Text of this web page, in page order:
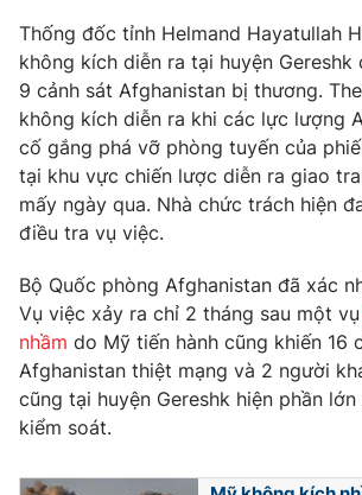
Câu chuyện quốc tế
Thị trường
Góc doanh nghiệp
Dữ liệu và đời sống
Truyền hình
Phim VTV
Hậu trường
Nhân vật
Khán giả
Giải sao mai
Giải trí
Điện ảnh
Sao
Đời sống
Du lịch
Làm đẹp
Chất lượng cuộc sống
Giáo dục
Tuyển sinh
Học trực tuyến
Công nghệ
Hitech Công nghệ tương lai
Giao lưu trực tuyến
Thống đốc tỉnh Helmand Hayatullah
không kích diễn ra tại huyện Gereshk
9 cảnh sát Afghanistan bị thương.
không kích diễn ra khi các lực lượng
cố gắng phá vỡ phòng tuyến của
tại khu vực chiến lược diễn ra giao
mấy ngày qua. Nhà chức trách hiện
điều tra vụ việc.
Bộ Quốc phòng Afghanistan đã xác
Vụ việc xảy ra chỉ 2 tháng sau một vụ
nhầm do Mỹ tiến hành cũng khiến 16
Afghanistan thiệt mạng và 2 người
cũng tại huyện Gereshk hiện phần
kiểm soát.